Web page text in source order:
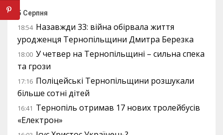
5 Серпня
18:54 Назавжди 33: війна обірвала життя
уродженця Тернопільщини Дмитра Березка
18:00 У четвер на Тернопільщині – сильна спека
та грози
17:16 Поліцейські Тернопільщини розшукали
більше сотні дітей
16:41 Тернопіль отримав 17 нових тролейбусів
«Електрон»